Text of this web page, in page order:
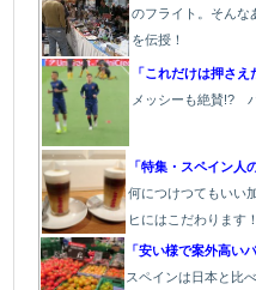
のフライト。そんな
を伝授！
「これだけは押さ
メッシーも絶賛!?
「特集・スペイン人
何につけつてもいい
ヒにはこだわります ！
「安い様で案外高い
スペインは日本と比